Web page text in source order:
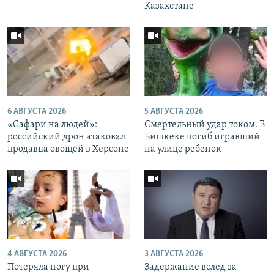
Казахстане
6 АВГУСТА 2026
«Cафари на людей»:
российский дрон атаковал
продавца овощей в Херсоне
5 АВГУСТА 2026
Смертельный удар током. В
Бишкеке погиб игравший
на улице ребенок
4 АВГУСТА 2026
Потеряла ногу при
3 АВГУСТА 2026
Задержание вслед за